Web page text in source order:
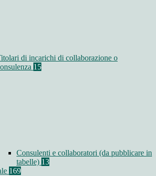
di incarichi di collaborazione o
15
Consulenti e collaboratori (da pubblicare in
tabelle) 13
169